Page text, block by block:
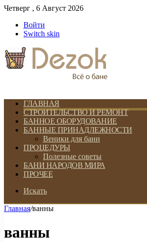
Четверг , 6 Август 2026
Войти
Switch skin
ГЛАВНАЯ
СТРОИТЕЛЬСТВО И РЕМОНТ
БАННОЕ ОБОРУДОВАНИЕ
БАННЫЕ ПРИНАДЛЕЖНОСТИ
Веники для бани
ПРОЦЕДУРЫ
Полезные советы
БАНИ НАРОДОВ МИРА
ПРОЧЕЕ
Искать
Главная/ванны
ванны